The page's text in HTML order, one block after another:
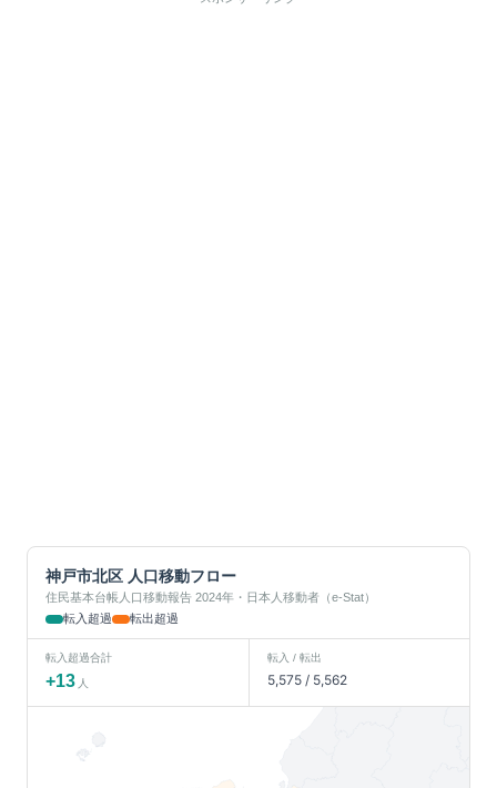
神戸市北区 人口移動フロー
住民基本台帳人口移動報告 2024年・日本人移動者（e-Stat）
転入超過
転出超過
転入超過合計
+13 人
転入 / 転出
5,575/ 5,562